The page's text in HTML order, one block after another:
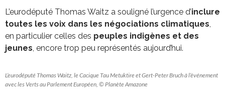
L’eurodéputé Thomas Waitz a souligné l’urgence d’inclure
toutes les voix dans les négociations climatiques,
en particulier celles des peuples indigènes et des
jeunes, encore trop peu représentés aujourd’hui.
L’eurodéputé Thomas Waitz, le Cacique Tau Metuktire et Gert-Peter Bruch à l’événement
avec les Verts au Parlement Européen, © Planète Amazone